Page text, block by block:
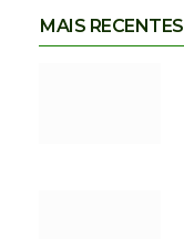
MAIS RECENTES